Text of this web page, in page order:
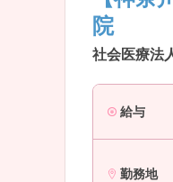
院
社会医療法
給与
勤務地